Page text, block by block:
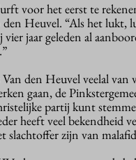
voor het eerst te
den Heuvel. “Als het
jaar geleden al
den Heuvel veelal
gaan, de
partij kunt
heeft veel bekendheid
slachtoffer zijn van